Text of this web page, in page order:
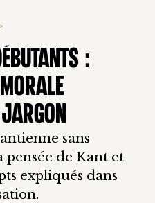
:
sans
de Kant et
expliqués dans